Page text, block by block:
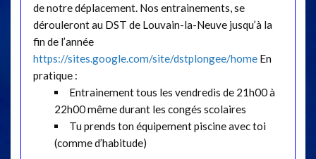
de notre déplacement. Nos entrainements, se
dérouleront au DST de Louvain-la-Neuve jusqu’à la
fin de l’année
https://sites.google.com/site/dstplongee/homeEn
pratique :
Entrainement tous les vendredis de 21h00 à
22h00 même durant les congés scolaires
Tu prends ton équipement piscine avec toi
(comme d’habitude)